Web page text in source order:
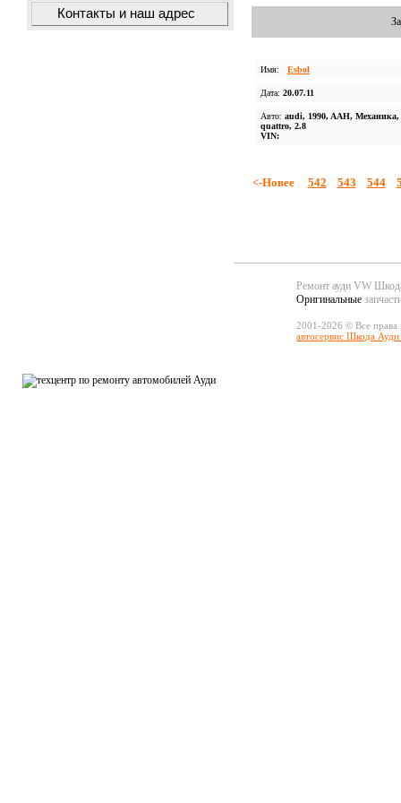
Контакты и наш адрес
Имя: Esbol
Дата: 20.07.11
Авто: audi, 1990, AAH,
quattro, 2.8
VIN:
<-Новее 542 543 544
Ремонт ауди VW
Оригинальные
2001-2026 © Все
автосервис Шкода